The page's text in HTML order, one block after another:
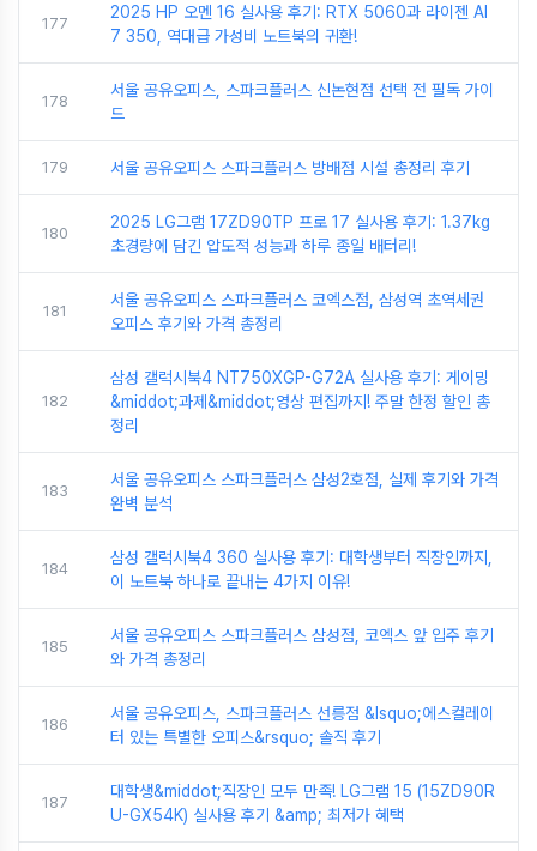
177
2025 HP 오멘 16 실사용 후기: RTX 5060과 라이젠 AI
7 350, 역대급 가성비 노트북의 귀환!
178
서울 공유오피스, 스파크플러스 신논현점 선택 전 필독 가이
드
179 서울 공유오피스 스파크플러스 방배점 시설 총정리 후기
180
2025 LG그램 17ZD90TP 프로 17 실사용 후기: 1.37kg
초경량에 담긴 압도적 성능과 하루 종일 배터리!
181
서울 공유오피스 스파크플러스 코엑스점, 삼성역 초역세권
오피스 후기와 가격 총정리
182
삼성 갤럭시북4 NT750XGP-G72A 실사용 후기: 게이밍
&middot;과제&middot;영상 편집까지! 주말 한정 할인 총
정리
183
서울 공유오피스 스파크플러스 삼성2호점, 실제 후기와 가격
완벽 분석
184
삼성 갤럭시북4 360 실사용 후기: 대학생부터 직장인까지,
이 노트북 하나로 끝내는 4가지 이유!
185
서울 공유오피스 스파크플러스 삼성점, 코엑스 앞 입주 후기
와 가격 총정리
186
서울 공유오피스, 스파크플러스 선릉점 &lsquo;에스컬레이
터 있는 특별한 오피스&rsquo; 솔직 후기
187
대학생&middot;직장인 모두 만족! LG그램 15 (15ZD90R
U-GX54K) 실사용 후기 &amp; 최저가 혜택